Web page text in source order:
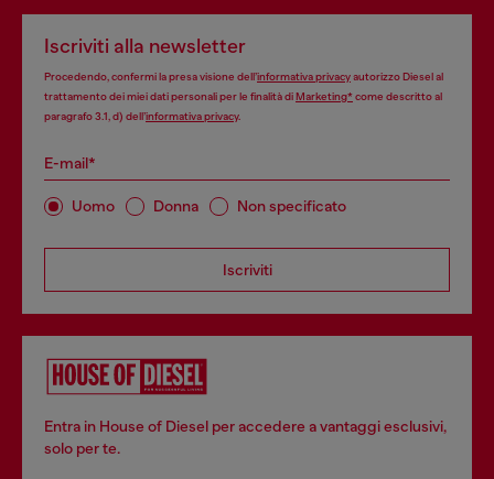
Iscriviti alla newsletter
Procedendo, confermi la presa visione dell’informativa privacyautorizzo Diesel al
trattamento dei miei dati personali per le finalità diMarketing*come descritto al
paragrafo 3.1, d) dell’informativa privacy.
E-mail*
Uomo Donna Non specificato
Iscriviti
Entra in House of Diesel per accedere a vantaggi esclusivi,
solo per te.